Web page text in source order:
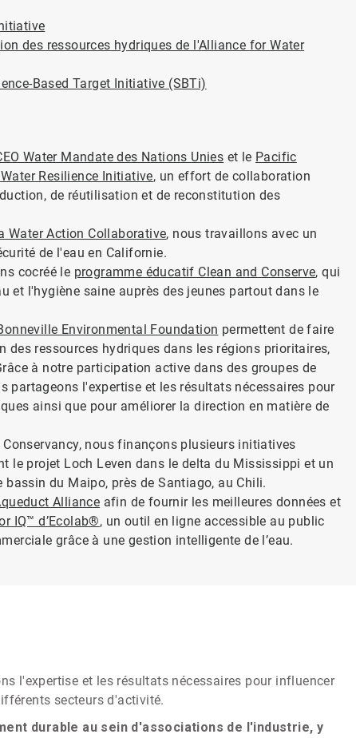
des ressources hydriques de l'Alliance for Water
Based Target Initiative (SBTi)
Water Mandate des Nations Unies et le Pacific
Resilience Initiative, un effort de collaboration
de réutilisation et de reconstitution des
Water Action Collaborative, nous travaillons avec un
de l'eau en Californie.
cocréé le programme éducatif Clean and Conserve​​​​​​​, qui
et l'hygiène saine auprès des jeunes partout dans le
Environmental Foundation permettent de faire
ressources hydriques dans les régions prioritaires,
à notre participation active dans des groupes de
l'expertise et les résultats nécessaires pour
ainsi que pour améliorer la direction en matière de
nous finançons plusieurs initiatives
le projet Loch Leven dans le delta du Mississippi et un
du Maipo, près de Santiago, au Chili.
Alliance afin de fournir les meilleures données et
IQ™ d’Ecolab®, un outil en ligne accessible au public
grâce à une gestion intelligente de l’eau.
l'expertise et les résultats nécessaires pour influencer
secteurs d'activité.
durable au sein d'associations de l'industrie, y